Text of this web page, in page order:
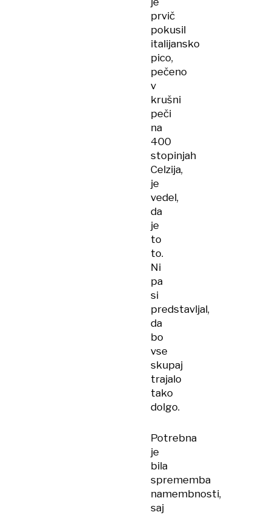
prvič
pokusil
italijansko
pico,
pečeno
v
krušni
peči
na
400
stopinjah
Celzija,
je
vedel,
da
je
to
to.
Ni
pa
si
predstavljal,
da
bo
vse
skupaj
trajalo
tako
dolgo.
Potrebna
je
bila
sprememba
namembnosti,
saj